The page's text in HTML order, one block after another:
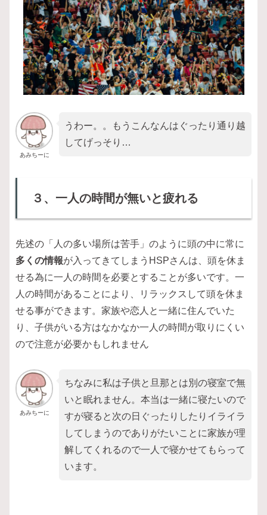
あみちーに
うわー。。もうこんなんはぐったり通り越
してげっそり…
３、一人の時間が無いと疲れる
先述の「人の多い場所は苦手」のように頭の中に常に
多くの情報が入ってきてしまうHSPさんは、頭を休ま
せる為に一人の時間を必要とすることが多いです。一
人の時間があることにより、リラックスして頭を休ま
せる事ができます。家族や恋人と一緒に住んでいた
り、子供がいる方はなかなか一人の時間が取りにくい
ので注意が必要かもしれません
あみちーに
ちなみに私は子供と旦那とは別の寝室で無
いと眠れません。本当は一緒に寝たいので
すが寝ると次の日ぐったりしたりイライラ
してしまうのでありがたいことに家族が理
解してくれるので一人で寝かせてもらって
います。